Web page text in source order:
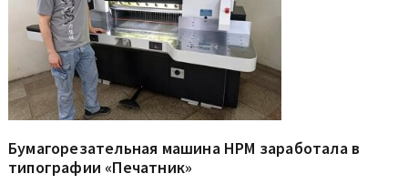
Бумагорезательная машина HPM заработала в
типографии «Печатник»